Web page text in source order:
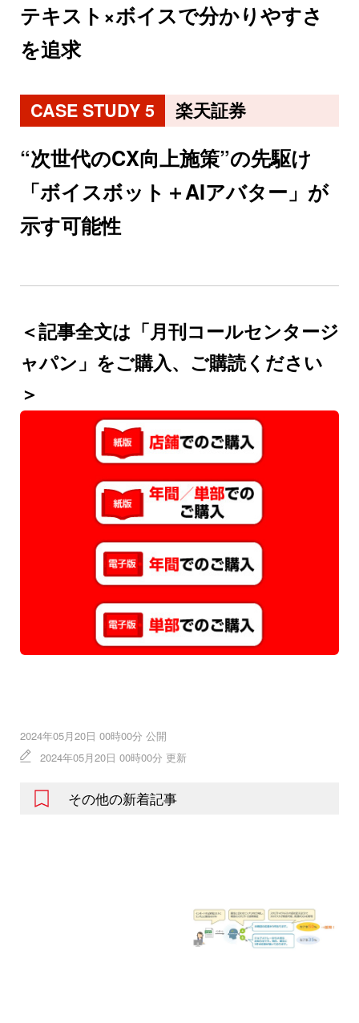
テキスト×ボイスで分かりやすさ
を追求
CASE STUDY 5 楽天証券
“次世代のCX向上施策”の先駆け
「ボイスボット＋AIアバター」が
示す可能性
＜記事全文は「月刊コールセンタージ
ャパン」をご購入、ご購読ください
＞
2024年05月20日 00時00分 公開
2024年05月20日 00時00分 更新
その他の新着記事